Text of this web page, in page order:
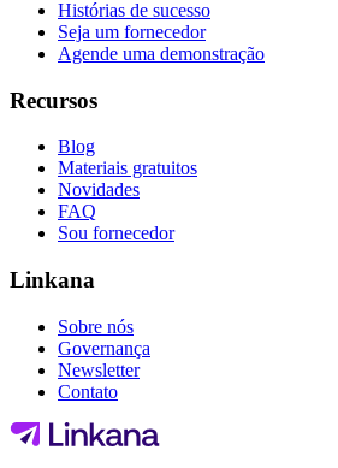
Histórias de sucesso
Seja um fornecedor
Agende uma demonstração
Recursos
Blog
Materiais gratuitos
Novidades
FAQ
Sou fornecedor
Linkana
Sobre nós
Governança
Newsletter
Contato